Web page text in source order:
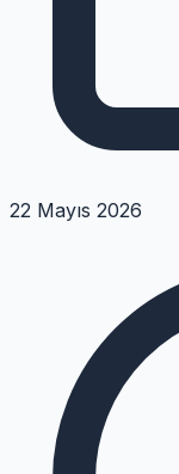
22 Mayıs 2026